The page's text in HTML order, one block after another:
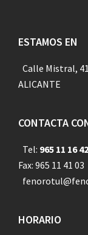
Footer
ESTAMOS EN
Calle Mistral,
ALICANTE
CONTACTA
Tel: 965 11 16
Fax: 965 11 41 03
HORARIO